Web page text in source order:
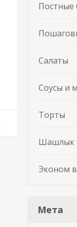
Постные
Салаты
Соусы и
Торты
Шашлык
Эконом
Мета